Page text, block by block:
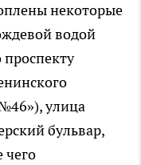
некоторые
водой
улица
бульвар,
чего